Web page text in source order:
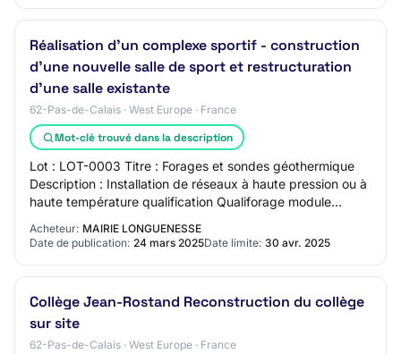
Réalisation d'un complexe sportif - construction
d'une nouvelle salle de sport et restructuration
d'une salle existante
62-Pas-de-Calais · West Europe · France
Mot-clé trouvé dans la description
Lot : LOT-0003 Titre : Forages et sondes géothermique
Description : Installation de réseaux à haute pression ou à
haute température qualification Qualiforage module
Acheteur: MAIRIE LONGUENESSE
Date de publication: 24 mars 2025Date limite: 30 avr. 2025
Collège Jean-Rostand Reconstruction du collège
sur site
62-Pas-de-Calais · West Europe · France